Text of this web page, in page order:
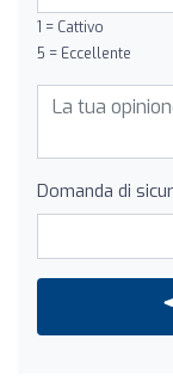
1 = Cattivo
5 = Eccellente
Domanda di